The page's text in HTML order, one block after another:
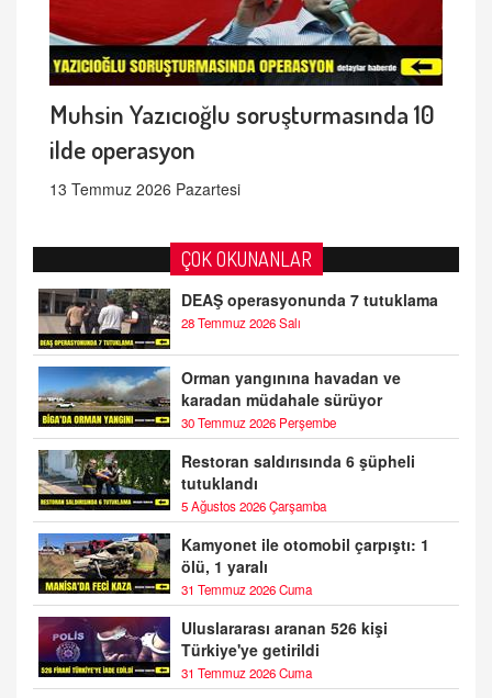
Muhsin Yazıcıoğlu soruşturmasında 10
ilde operasyon
13 Temmuz 2026 Pazartesi
ÇOK OKUNANLAR
DEAŞ operasyonunda 7 tutuklama
28 Temmuz 2026 Salı
Orman yangınına havadan ve
karadan müdahale sürüyor
30 Temmuz 2026 Perşembe
Restoran saldırısında 6 şüpheli
tutuklandı
5 Ağustos 2026 Çarşamba
Kamyonet ile otomobil çarpıştı: 1
ölü, 1 yaralı
31 Temmuz 2026 Cuma
Uluslararası aranan 526 kişi
Türkiye'ye getirildi
31 Temmuz 2026 Cuma